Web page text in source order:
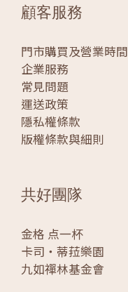
顧客服務
門市購買及營業時間
企業服務
常見問題
運送政策
隱私權條款
版權條款與細則
共好團隊
金格 点一杯
卡司‧蒂菈樂園
九如禪林基金會